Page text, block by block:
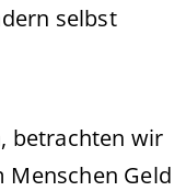
selbst
betrachten wir
Menschen Geld